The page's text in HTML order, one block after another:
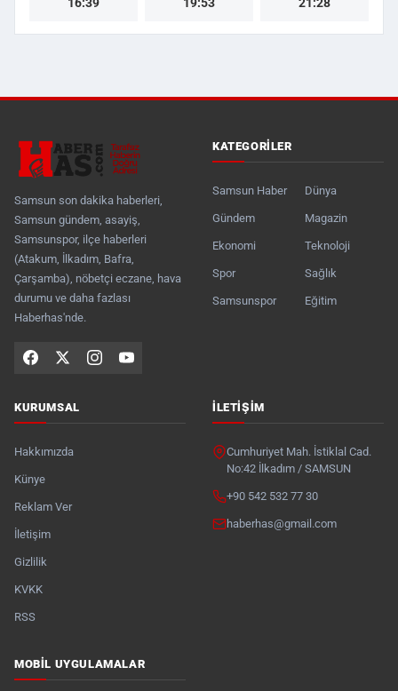
Samsun son dakika haberleri,
Samsun gündem, asayiş,
Samsunspor, ilçe haberleri
(Atakum, İlkadım, Bafra,
Çarşamba), nöbetçi eczane, hava
durumu ve daha fazlası
Haberhas'nde.
KATEGORILER
Samsun Haber
Gündem
Ekonomi
Spor
Samsunspor
Dünya
Magazin
Teknoloji
Sağlık
Eğitim
KURUMSAL
Hakkımızda
Künye
Reklam Ver
İletişim
Gizlilik
KVKK
RSS
İLETIŞIM
Cumhuriyet Mah. İstiklal Cad.
No:42 İlkadım / SAMSUN
+90 542 532 77 30
haberhas@gmail.com
MOBIL UYGULAMALAR